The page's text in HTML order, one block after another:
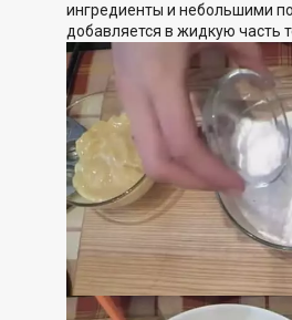
ингредиенты и небольшими
добавляется в жидкую часть